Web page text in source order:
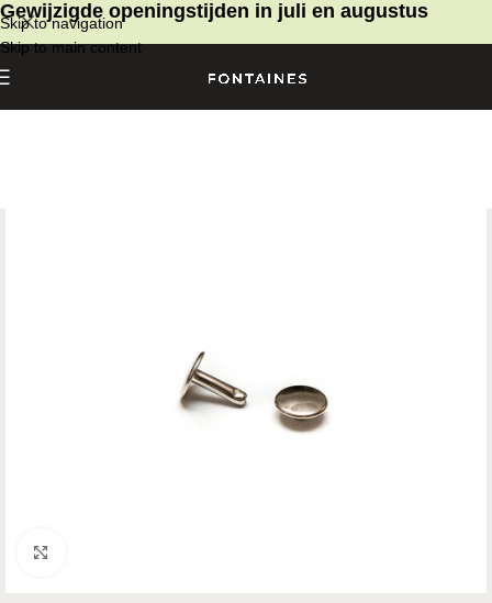
Skip to navigation
Skip to main content
Gewijzigde openingstijden in juli en augustus